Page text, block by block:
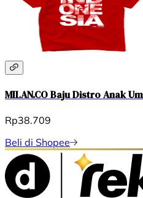
MILAN.CO Baju Distro Anak
Rp38.709
Beli di Shopee